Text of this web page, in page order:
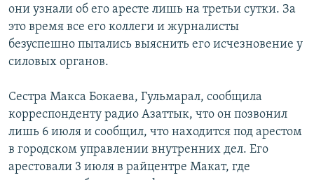
они узнали об его аресте лишь на третьи сутки. За
это время все его коллеги и журналисты
безуспешно пытались выяснить его исчезновение у
силовых органов.
Сестра Макса Бокаева, Гульмарал, сообщила
корреспонденту радио Азаттык, что он позвонил
лишь 6 июля и сообщил, что находится под арестом
в городском управлении внутренних дел. Его
арестовали 3 июля в райцентре Макат, где